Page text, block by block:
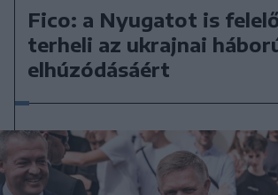
Fico: a Nyugatot is
terheli az ukrajnai
elhúzódásáért